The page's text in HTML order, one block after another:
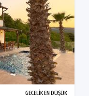
GECELİK EN DÜŞÜK